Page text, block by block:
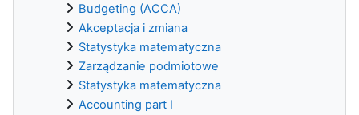
Budgeting (ACCA)
Akceptacja i zmiana
Statystyka matematyczna
Zarządzanie podmiotowe
Statystyka matematyczna
Accounting part I